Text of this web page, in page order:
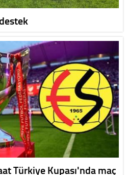
Türkiye Kupası'nda maç